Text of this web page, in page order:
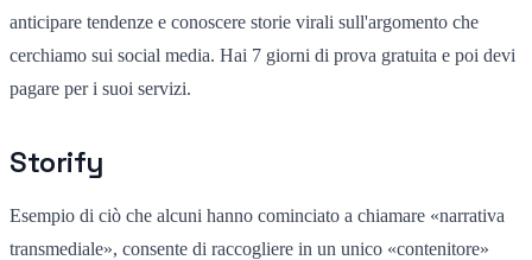
anticipare tendenze e conoscere storie virali sull'argomento che
cerchiamo sui social media. Hai 7 giorni di prova gratuita e poi devi
pagare per i suoi servizi.
Storify
Esempio di ciò che alcuni hanno cominciato a chiamare «narrativa
transmediale», consente di raccogliere in un unico «contenitore»